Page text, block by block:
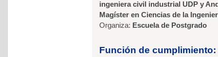
ingeniera civil industrial UDP y
Magíster en Ciencias de la
Organiza: Escuela de Postgrado
Función de